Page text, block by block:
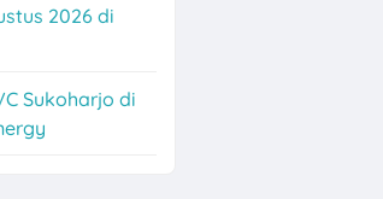
2026 di
Sukoharjo di